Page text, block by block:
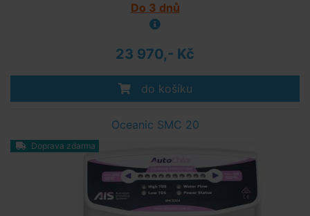
Do 3 dnů
23 970,- Kč
do košíku
Oceanic SMC 20
Doprava zdarma